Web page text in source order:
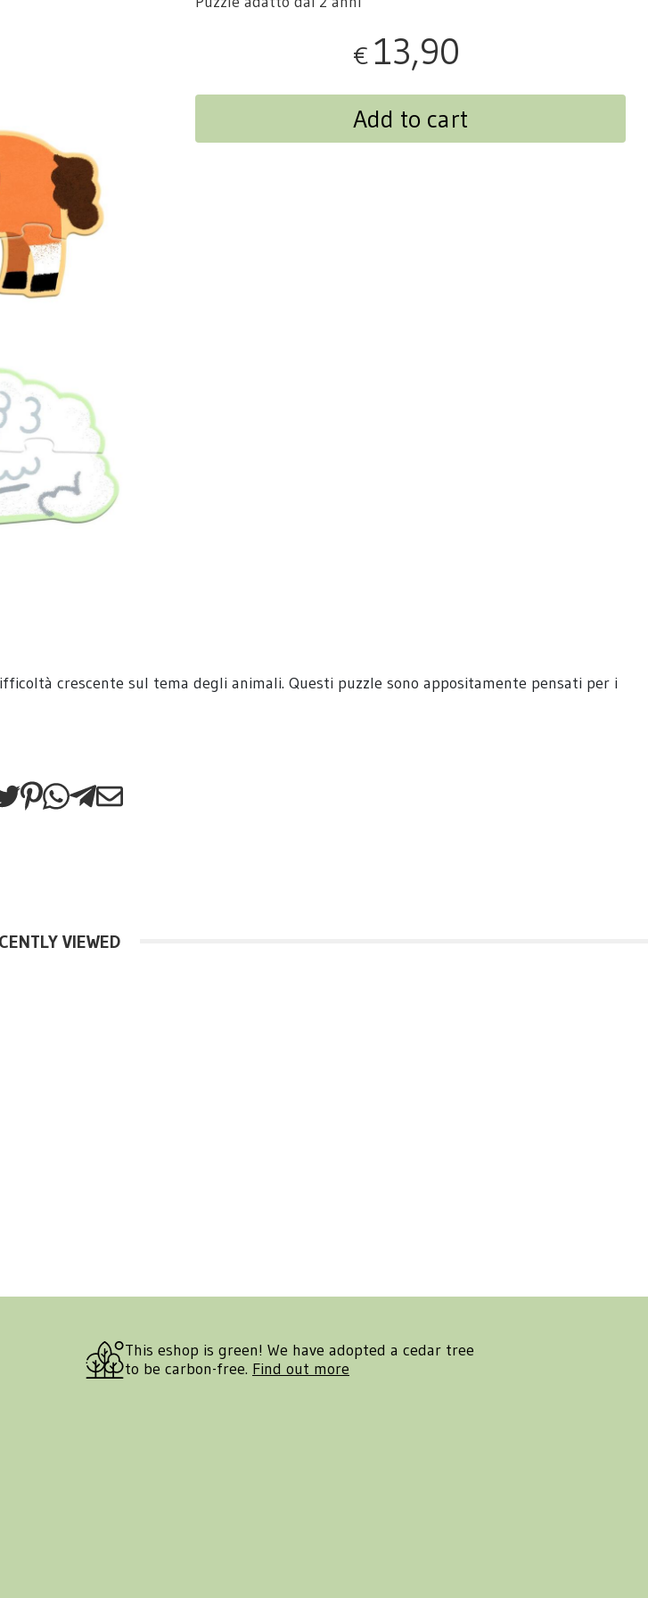
€ 13,90
Add to cart
crescente sul tema degli animali. Questi puzzle sono appositamente pensati per i
VIEWED
This eshop is green! We have adopted a cedar tree
to be carbon-free. Find out more